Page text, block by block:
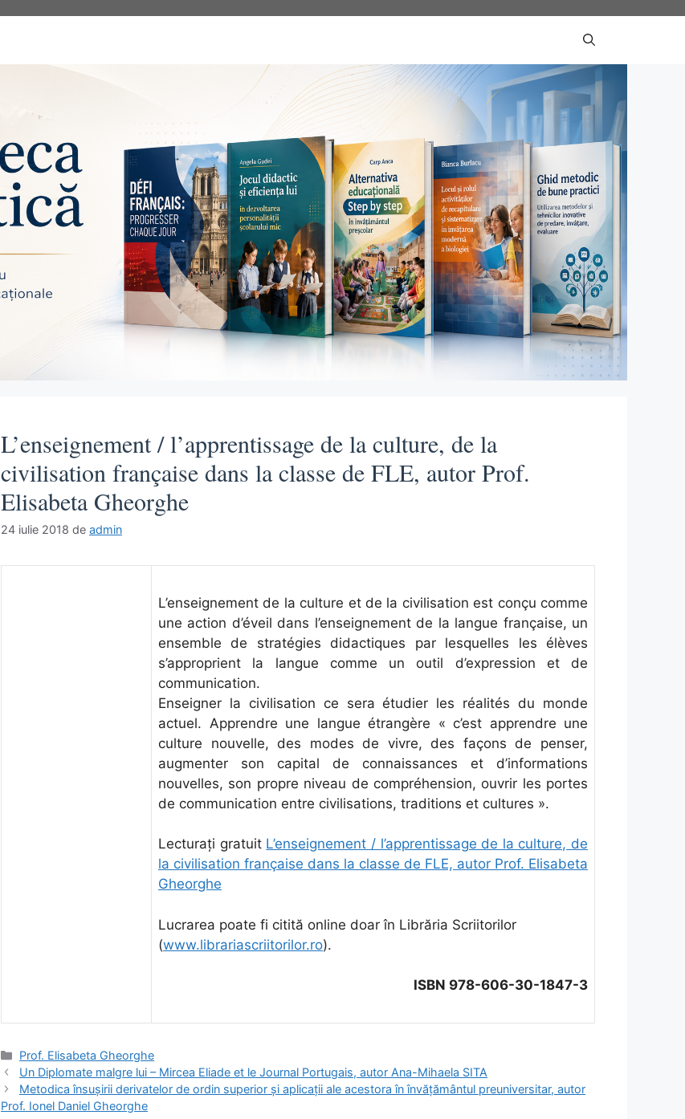
L’enseignement / l’apprentissage de la culture, de la
civilisation française dans la classe de FLE, autor Prof.
Elisabeta Gheorghe
24 iulie 2018 de admin
L’enseignement de la culture et de la civilisation est conçu comme
une action d’éveil dans l’enseignement de la langue française, un
ensemble de stratégies didactiques par lesquelles les élèves
s’approprient la langue comme un outil d’expression et de
communication.
Enseigner la civilisation ce sera étudier les réalités du monde
actuel. Apprendre une langue étrangère « c’est apprendre une
culture nouvelle, des modes de vivre, des façons de penser,
augmenter son capital de connaissances et d’informations
nouvelles, son propre niveau de compréhension, ouvrir les portes
de communication entre civilisations, traditions et cultures ».
Lecturați gratuit L’enseignement / l’apprentissage de la culture, de
la civilisation française dans la classe de FLE, autor Prof. Elisabeta
Gheorghe
Lucrarea poate fi citită online doar în Librăria Scriitorilor
(www.librariascriitorilor.ro).
ISBN 978-606-30-1847-3
Categorii
Prof. Elisabeta Gheorghe
Un Diplomate malgre lui – Mircea Eliade et le Journal Portugais, autor Ana-Mihaela SITA
Metodica însuşirii derivatelor de ordin superior şi aplicaţii ale acestora în învăţământul preuniversitar, autor
Prof. Ionel Daniel Gheorghe